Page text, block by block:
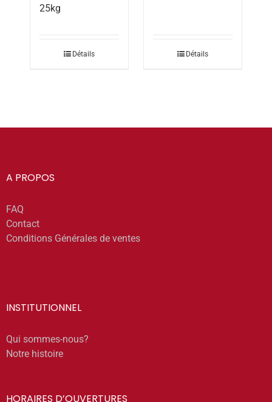
25kg
Détails Détails
A PROPOS
FAQ
Contact
Conditions Générales de ventes
INSTITUTIONNEL
Qui sommes-nous?
Notre histoire
HORAIRES D’OUVERTURES